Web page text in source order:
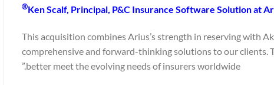
Ken Scalf, Principal, P&C Insurance Software Solution at
®
“This acquisition combines Arius’s strength in reserving with
comprehensive and forward-thinking solutions to our clients.
better meet the evolving needs of insurers worldwide.”